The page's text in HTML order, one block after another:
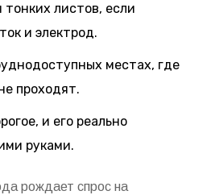
листов, если
и электрод.
местах, где
проходят.
и его реально
руками.
рождает спрос на